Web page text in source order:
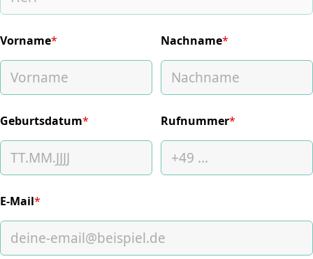
Vorname*
(required) Nachname*
(required)
Geburtsdatum*
(required) Rufnummer*
(required)
E-Mail*
(required)